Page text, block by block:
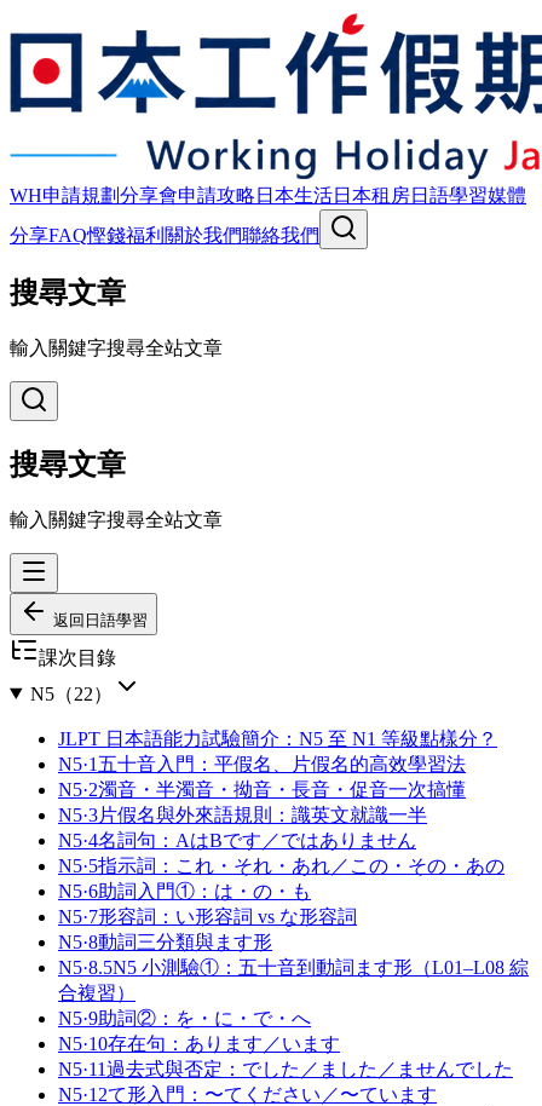
WH申請規劃分享會申請攻略 日本生活日本租房日語學習媒體
分享FAQ慳錢福利 關於我們聯絡我們
搜尋文章
輸入關鍵字搜尋全站文章
搜尋文章
輸入關鍵字搜尋全站文章
返回日語學習
課次目錄
N5（22）
JLPT 日本語能力試驗簡介：N5 至 N1 等級點樣分？
N5·1 五十音入門：平假名、片假名的高效學習法
N5·2濁音・半濁音・拗音・長音・促音一次搞懂
N5·3片假名與外來語規則：識英文就識一半
N5·4名詞句：AはBです／ではありません
N5·5指示詞：これ・それ・あれ／この・その・あの
N5·6助詞入門①：は・の・も
N5·7形容詞：い形容詞 vs な形容詞
N5·8動詞三分類與ます形
N5·8.5N5 小測驗①：五十音到動詞ます形（L01–L08 綜
合複習）
N5·9助詞②：を・に・で・へ
N5·10存在句：あります／います
N5·11過去式與否定：でした／ました／ませんでした
N5·12て形入門：〜てください／〜ています